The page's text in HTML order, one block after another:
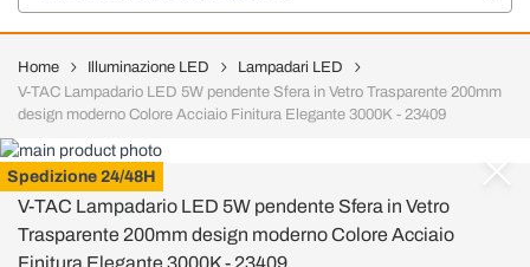
Home Illuminazione LED
Lampadari LED
V-TAC Lampadario LED 5W pendente Sfera in Vetro Trasparente 200mm
design moderno Colore Acciaio Finitura Elegante 3000K - 23409
Spedizione 24/48H
V-TAC
V-TAC Lampadario LED 5W pendente Sfera in Vetro
Trasparente 200mm design moderno Colore Acciaio
Finitura Elegante 3000K - 23409